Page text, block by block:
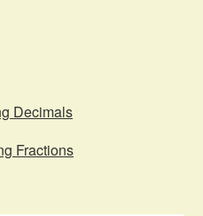
Decimals
Fractions